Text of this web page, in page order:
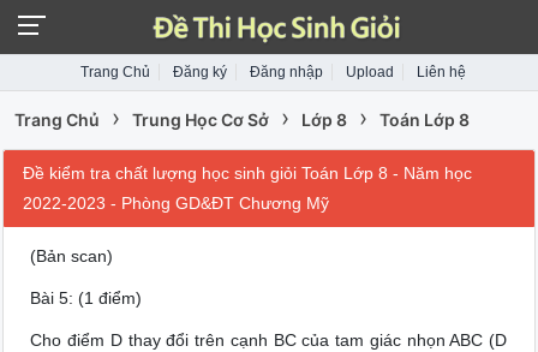
Trang Chủ Đăng ký Đăng nhập Upload Liên hệ
Trang Chủ › Trung Học Cơ Sở › Lớp 8 › Toán Lớp 8
Đề kiểm tra chất lượng học sinh giỏi Toán Lớp 8 - Năm học
2022-2023 - Phòng GD&ĐT Chương Mỹ
(Bản scan)
Bài 5: (1 điểm)
Cho điểm D thay đổi trên cạnh BC của tam giác nhọn ABC (D